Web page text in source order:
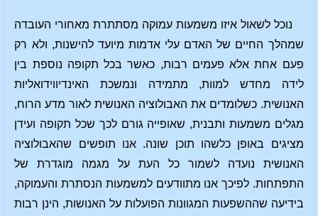
נוכל לשאול איזו משמעות עמוקה מסתתרת מאחורי העובדה
שמהלך החיים של האדם עלי אדמות מיועד להישנות, ולא רק
פעם אחת אלא פעמים רבות, כאשר בכל תקופה נוספת בין
לידה מחדש למוות, מתמידה ונמשכת האינדיווידואליות
האנושית. כשלומדים את האבולוציה האנושית לאור מדע הרוח,
מגלים משמעות ותבנית, שאופייה גורם לכך שכל תקופה ועידן
מציגים באופן כלשהו תוכן שונה. אנו תופשים שהאבולוציה
האנושית נועדה לשמור כל העת על מגמה מוגדרת של
התפתחות. לפיכך אנו מתוודעים למשמעות הנסתרת והעמוקה,
בידיעה שההשפעות המגוונות הפועלות על האנושות, הינן רבות